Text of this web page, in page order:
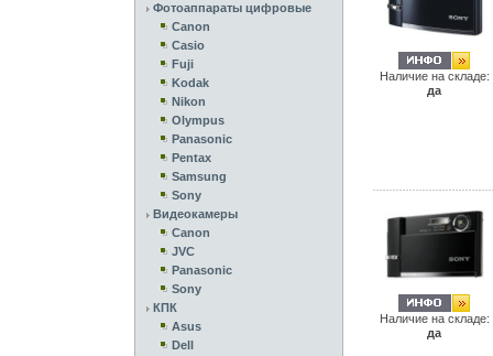
Фотоаппараты цифровые
Canon
Casio
Fuji
Kodak
Nikon
Olympus
Panasonic
Pentax
Samsung
Sony
Видеокамеры
Canon
JVC
Panasonic
Sony
КПК
Asus
Dell
Наличие на складе:
да
Наличие на складе:
да